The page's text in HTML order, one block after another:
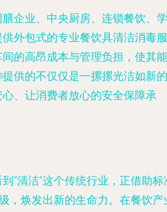
企业、中央厨房、连锁餐饮、学
外包式的专业餐饮具清洁消毒服
的高昂成本与管理负担，使其能
供的不仅仅是一摞摞光洁如新的
、让消费者放心的安全保障承
“清洁”这个传统行业，正借助标
，焕发出新的生命力。在餐饮产